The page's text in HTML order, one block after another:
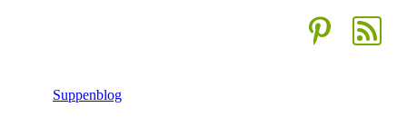
Suppenblog